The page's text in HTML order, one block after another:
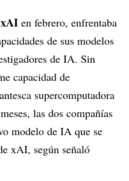
xAI en febrero, enfrentaba
de sus modelos
de IA. Sin
capacidad de
supercomputadora
las dos compañías
modelo de IA que se
xAI, según señaló